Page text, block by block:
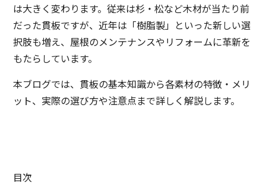
は大きく変わります。従来は杉・松など木材が当たり前
だった貫板ですが、近年は「樹脂製」といった新しい選
択肢も増え、屋根のメンテナンスやリフォームに革新を
もたらしています。
本ブログでは、貫板の基本知識から各素材の特徴・メリ
ット、実際の選び方や注意点まで詳しく解説します。
目次